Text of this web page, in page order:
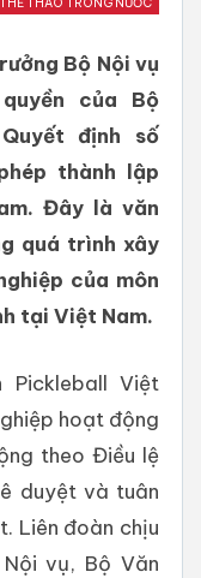
THỂ THAO TRONG NƯỚC
Bộ Nội vụ
của Bộ
định số
thành lập
Đây là văn
quá trình xây
của môn
tại Việt Nam.
Pickleball Việt
hoạt động
theo Điều lệ
duyệt và tuân
Liên đoàn chịu
vụ, Bộ Văn